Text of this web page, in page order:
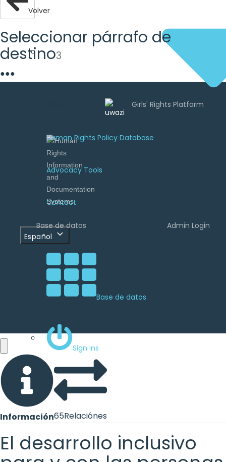
Human Rights Policy Database
Advocacy Tools
Contact
Español
Base de datos
Sign ins
Volver
Seleccionar párrafo de
destino3
●●●
Base de datos Admin Login
Información65Relaciónes
El desarrollo inclusivo